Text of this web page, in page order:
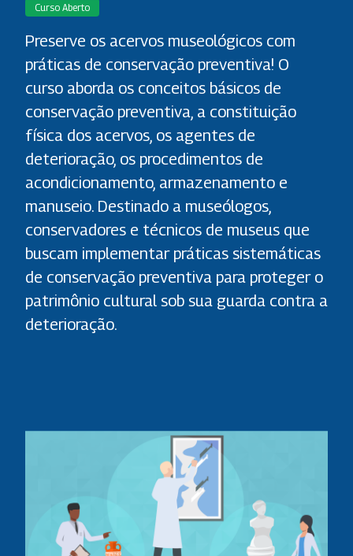
Curso Aberto
Preserve os acervos museológicos com
práticas de conservação preventiva! O
curso aborda os conceitos básicos de
conservação preventiva, a constituição
física dos acervos, os agentes de
deterioração, os procedimentos de
acondicionamento, armazenamento e
manuseio. Destinado a museólogos,
conservadores e técnicos de museus que
buscam implementar práticas sistemáticas
de conservação preventiva para proteger o
patrimônio cultural sob sua guarda contra a
deterioração.